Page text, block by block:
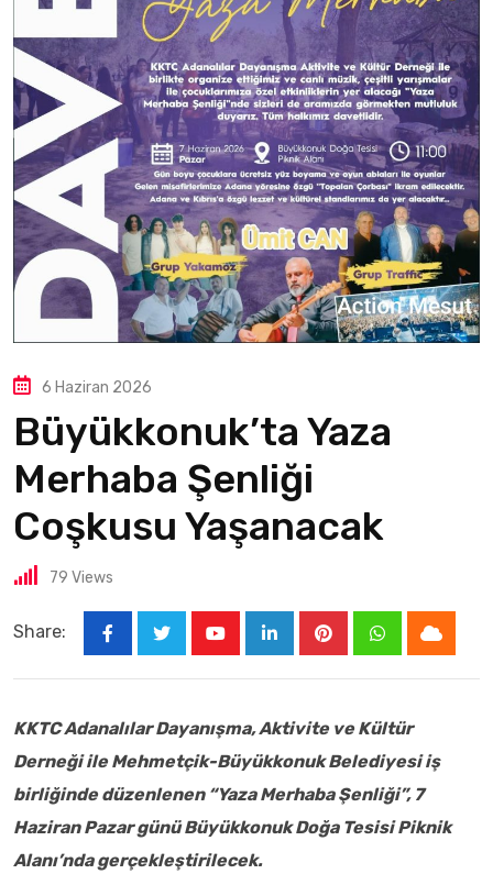
6 Haziran 2026
Büyükkonuk’ta Yaza
Merhaba Şenliği
Coşkusu Yaşanacak
79 Views
Share:
KKTC Adanalılar Dayanışma, Aktivite ve Kültür
Derneği ile Mehmetçik-Büyükkonuk Belediyesi iş
birliğinde düzenlenen “Yaza Merhaba Şenliği”, 7
Haziran Pazar günü Büyükkonuk Doğa Tesisi Piknik
Alanı’nda gerçekleştirilecek.